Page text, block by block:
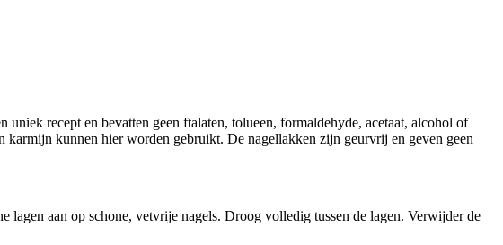
recept en bevatten geen ftalaten, tolueen, formaldehyde, acetaat, alcohol of
kunnen hier worden gebruikt. De nagellakken zijn geurvrij en geven geen
aan op schone, vetvrije nagels. Droog volledig tussen de lagen. Verwijder de